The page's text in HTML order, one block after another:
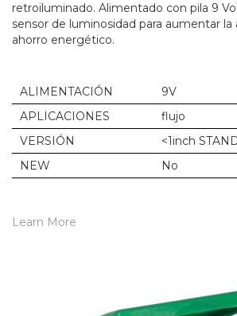
retroiluminado. Alimentado con pila 9
sensor de luminosidad para aumentar
ahorro energético.
ALIMENTACIÓN
9V
APLICACIONES
flujo
VERSIÓN
<1inch
NEW
No
Learn More